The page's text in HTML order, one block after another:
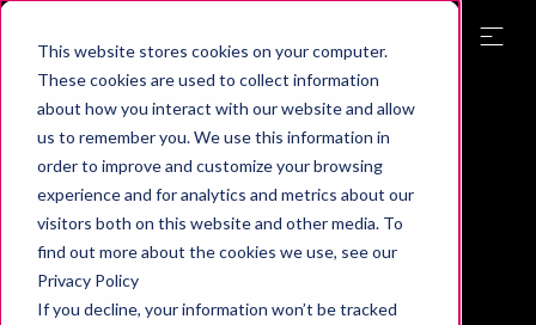
This website stores cookies on your computer.
These cookies are used to collect information
about how you interact with our website and allow
us to remember you. We use this information in
order to improve and customize your browsing
experience and for analytics and metrics about our
visitors both on this website and other media. To
find out more about the cookies we use, see our
Privacy Policy
If you decline, your information won’t be tracked
Juha-Matti Helisten
Mectalentin
myyntitiimiin